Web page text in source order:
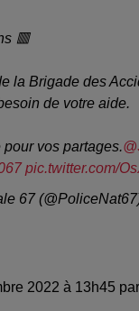
🟥
la Brigade des
de votre aide.
vos partages.
pic.twitter.com/
67
2022 à 13h45